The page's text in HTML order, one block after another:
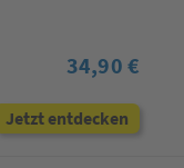
34,90 €
Jetzt entdecken